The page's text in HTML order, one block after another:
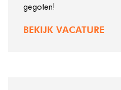
gegoten!
BEKIJK VACATURE